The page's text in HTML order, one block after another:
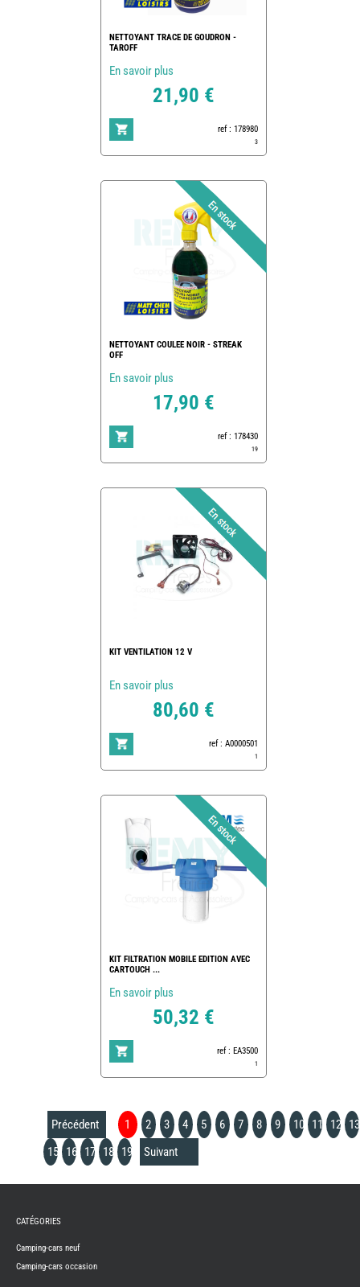
NETTOYANT TRACE DE GOUDRON -
TAROFF
En savoir plus
21,90 €
ref : 178980
3
NETTOYANT COULEE NOIR - STREAK
OFF
En savoir plus
17,90 €
ref : 178430
19
KIT VENTILATION 12 V
En savoir plus
80,60 €
ref : A0000501
1
KIT FILTRATION MOBILE EDITION AVEC
CARTOUCH ...
En savoir plus
50,32 €
ref : EA3500
1
Précédent 1 2 3 4 5 6 7 8 9 10 11 12
13
15
16 17 18 19 Suivant
CAMPING-
NEUFS
CAMPING-
CATÉGORIES
Camping-cars neuf
Camping-cars occasion